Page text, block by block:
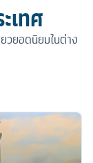
เทศ
วยอดนิยมในต่าง